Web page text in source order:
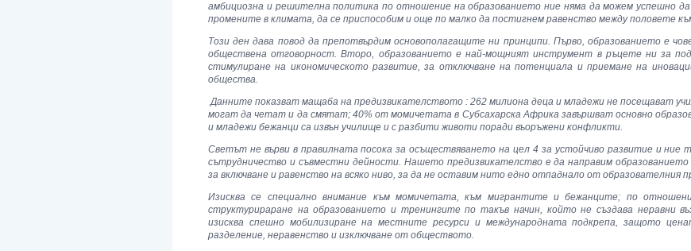
амбициозна и решителна политика по отношение на образованието ние няма да можем успешно
промените в климата, да се приспособим и още по малко да постигнем равенство между половете
Този ден дава повод да препотвърдим основополагащите ни принципи. Първо, образованието е
обществена отговорност. Второ, образованието е най-мощният инструмент в ръцете ни за
стимулиране на икономическото развитие, за отключване на потенциала и приемане на
общества.
Данните показват мащаба на предизвикателството : 262 милиона деца и младежи не посещават
могат да четат и да смятат; 40% от момичетата в Субсахарска Африка завършват основно
и младежи бежанци са извън училище и с разбити животи поради въоръжени конфликти.
Светът не върви в правилната посока за осъществяването на цел 4 за устойчиво развитие и ние
сътрудничество и съвместни дейности. Нашето предизвикателство е да направим
за включване и равенство на всяко ниво, за да не оставим нито едно отпаднало от образователния
Изисква се специално внимание към момичетата, към мигрантите и бежанците; по
структурираране на образованието и тренингите по такъв начин, който не създава неравни
изисква спешно мобилизиране на местните ресурси и международната подкрепа, защото
разделение, неравенство и изключване от обществото.